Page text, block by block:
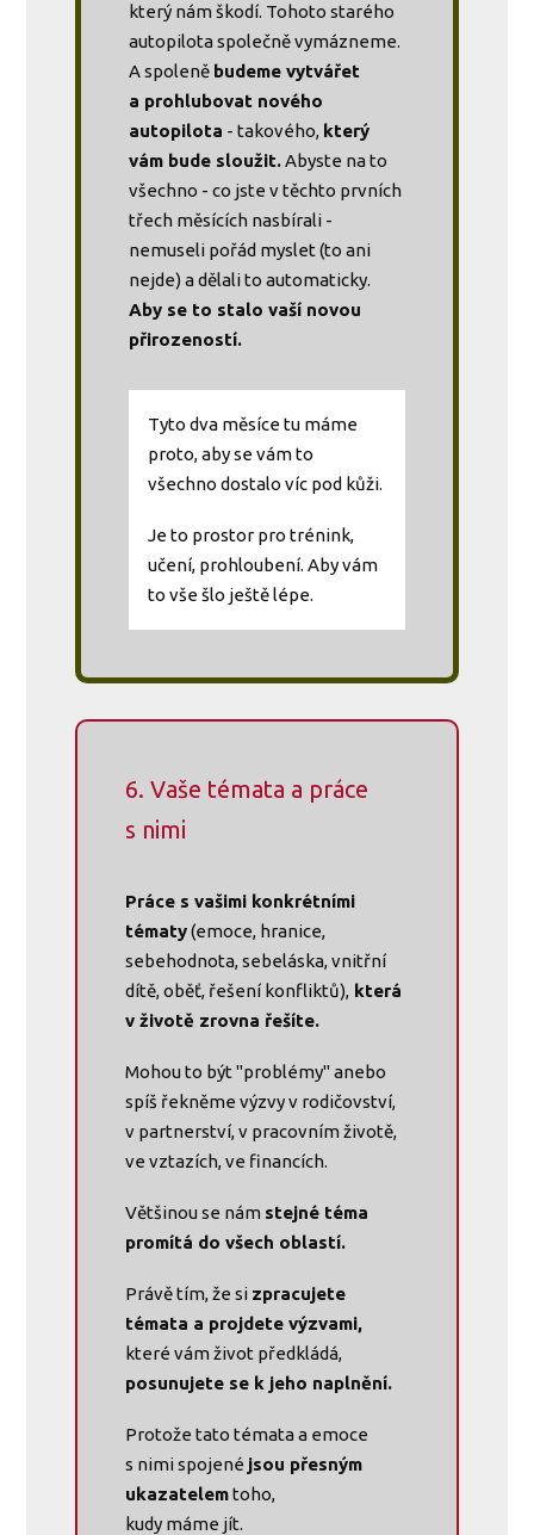
který nám škodí. Tohoto starého
autopilota společně vymázneme.
A spoleně budeme vytvářet
a prohlubovat nového
autopilota - takového, který
vám bude sloužit.Abyste na to
všechno - co jste v těchto prvních
třech měsících nasbírali -
nemuseli pořád myslet (to ani
nejde) a dělali to automaticky.
Aby se to stalo vaší novou
přirozeností.
Tyto dva měsíce tu máme
proto, aby se vám to
všechno dostalo víc pod kůži.
Je to prostor pro trénink,
učení, prohloubení. Aby vám
to vše šlo ještě lépe.
6. Vaše témata a práce
s nimi
Práce s vašimi konkrétními
tématy(emoce, hranice,
sebehodnota, sebeláska, vnitřní
dítě, oběť, řešení konfliktů),která
v životě zrovna řešíte.
Mohou to být "problémy" anebo
spíš řekněme výzvy v rodičovství,
v partnerství, v pracovním životě,
ve vztazích, ve financích.
Většinou se nám stejné téma
promítá do všech oblastí.
Právě tím, že si zpracujete
témata a projdete výzvami,
které vám život předkládá,
posunujete se k jeho naplnění.
Protože tato témata a emoce
s nimi spojené jsou přesným
ukazatelemtoho,
kudy máme jít.